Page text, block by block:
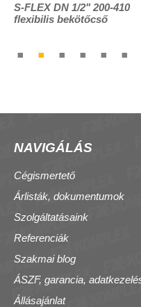
S-FLEX DN 1/2" 200-410
flexibilis bekötőcső
NAVIGÁLÁS
Cégismertető
Árlisták, dokumentumok
Szolgáltatásaink
Referenciák
Szakmai blog
ÁSZF, garancia,
Állásajánlat